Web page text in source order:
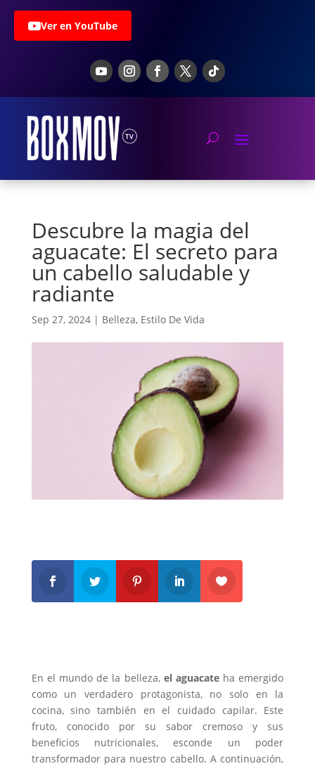
Ver en YouTube
Descubre la magia del
aguacate: El secreto para
un cabello saludable y
radiante
Sep 27, 2024| Belleza, Estilo De Vida
En el mundo de la belleza, el aguacateha emergido
como un verdadero protagonista, no solo en la
cocina, sino también en el cuidado capilar. Este
fruto, conocido por su sabor cremoso y sus
beneficios nutricionales, esconde un poder
transformador para nuestro cabello. A continuación,